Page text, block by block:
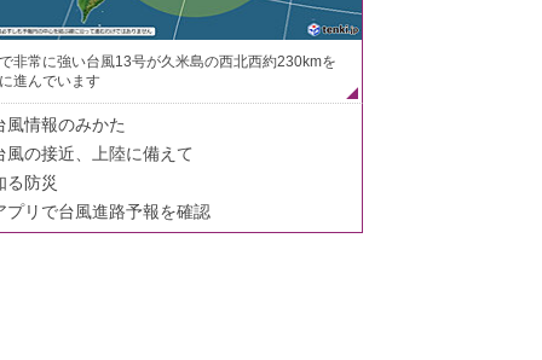
非常に強い台風13号が久米島の西北西約230kmを
進んでいます
風情報のみかた
風の接近、上陸に備えて
る防災
プリで台風進路予報を確認